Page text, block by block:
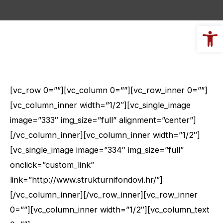
[vc_row 0=””][vc_column 0=””][vc_row_inner 0=””]
[vc_column_inner width=”1/2″][vc_single_image
image=”333″ img_size=”full” alignment=”center”]
[/vc_column_inner][vc_column_inner width=”1/2″]
[vc_single_image image=”334″ img_size=”full”
onclick=”custom_link”
link=”http://www.strukturnifondovi.hr/”]
[/vc_column_inner][/vc_row_inner][vc_row_inner
0=””][vc_column_inner width=”1/2″][vc_column_text